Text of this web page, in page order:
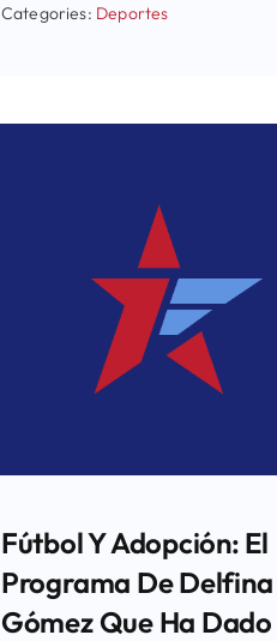
Categories: Deportes
Fútbol Y Adopción: El
Programa De Delfina
Gómez Que Ha Dado